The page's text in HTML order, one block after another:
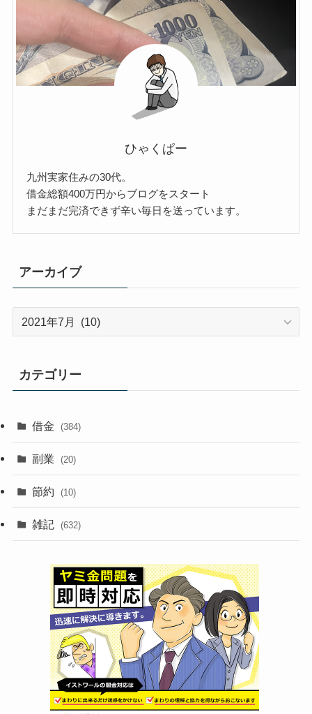
ひゃくぱー
九州実家住みの30代。
借金総額400万円からブログをスタート
まだまだ完済できず辛い毎日を送っています。
アーカイブ
ブ
カテゴリー
借金 (384)
副業 (20)
節約 (10)
雑記 (632)